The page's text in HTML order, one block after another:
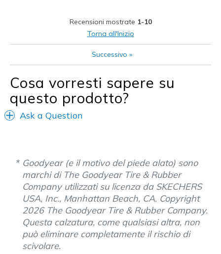
Feels true to width
Feels half size too small
Recensioni mostrate 1-10
Torna all'Inizio
Successivo »
Cosa vorresti sapere su
questo prodotto?
Ask a Question
Goodyear (e il motivo del piede alato) sono
marchi di The Goodyear Tire & Rubber
Company utilizzati su licenza da SKECHERS
USA, Inc., Manhattan Beach, CA. Copyright
2026 The Goodyear Tire & Rubber Company.
Questa calzatura, come qualsiasi altra, non
può eliminare completamente il rischio di
scivolare.